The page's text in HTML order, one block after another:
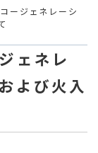
ージェネレーシ
ェネレ
よび火入